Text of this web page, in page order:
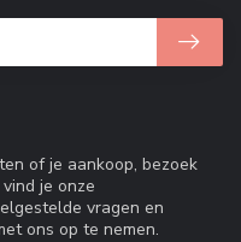
of je aankoop, bezoek
je onze
vragen en
ons op te nemen.